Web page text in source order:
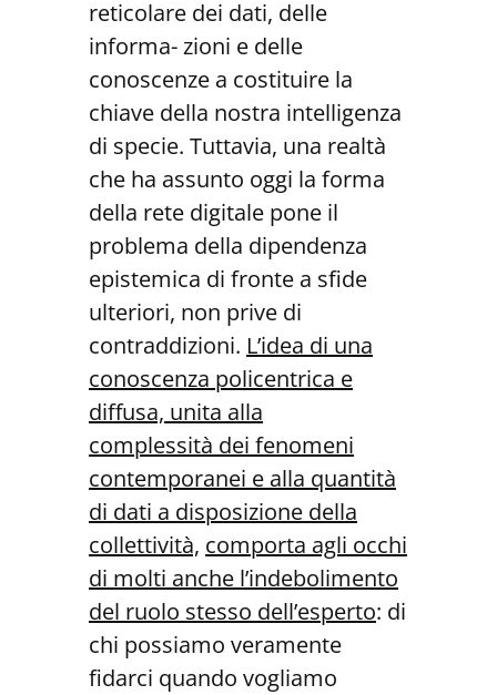
reticolare dei dati, delle
informa- zioni e delle
conoscenze a costituire la
chiave della nostra intelligenza
di specie. Tuttavia, una realtà
che ha assunto oggi la forma
della rete digitale pone il
problema della dipendenza
epistemica di fronte a sfide
ulteriori, non prive di
contraddizioni. L’idea di una
conoscenza policentrica e
diffusa, unita alla
complessità dei fenomeni
contemporanei e alla quantità
di dati a disposizione della
collettività, comporta agli occhi
di molti anche l’indebolimento
del ruolo stesso dell’esperto: di
chi possiamo veramente
fidarci quando vogliamo